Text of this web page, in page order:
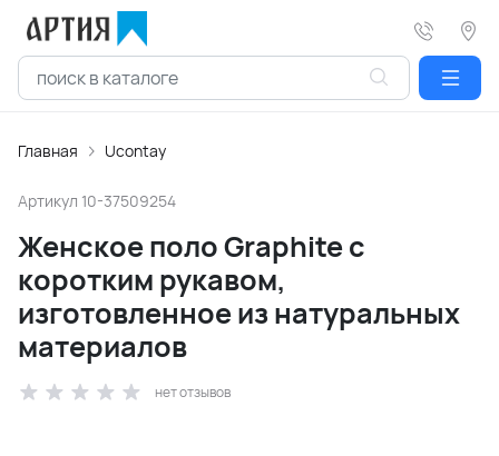
Главная Ucontay
Артикул 10-37509254
Женское поло Graphite с
коротким рукавом,
изготовленное из натуральных
материалов
нет отзывов